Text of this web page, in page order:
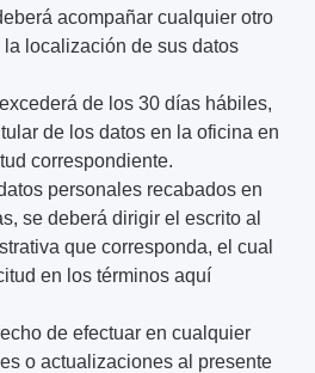
acompañar cualquier otro
localización de sus datos
de los 30 días hábiles,
de los datos en la oficina en
correspondiente.
personales recabados en
se deberá dirigir el escrito al
que corresponda, el cual
en los términos aquí
de efectuar en cualquier
o actualizaciones al presente